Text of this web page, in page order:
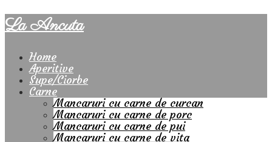
La Ancuta
Home
Aperitive
Supe/Ciorbe
Carne
Mancaruri cu carne de curcan
Mancaruri cu carne de porc
Mancaruri cu carne de pui
Mancaruri cu carne de vita